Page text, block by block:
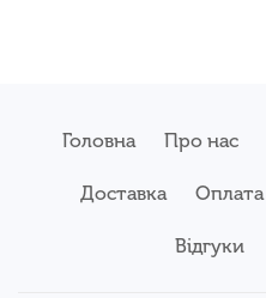
Головна Про нас
Доставка Оплата
Відгуки